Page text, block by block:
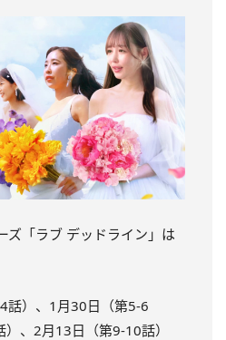
ズ「ラブ デッドライン」は
話）、1月30日（第5-6
、2月13日（第9-10話）